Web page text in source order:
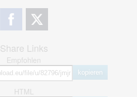
Share Links
Empfohlen
kopieren
HTML